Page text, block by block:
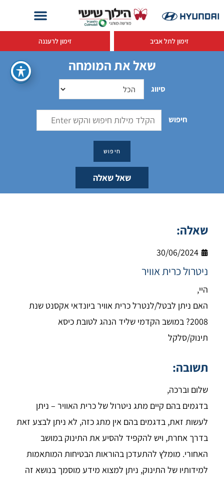
זימון לתל אביב זימון לרעננה
שאל את המומחה
סיווג
חיפוש
שאל שאלה
שאלה:
30/06/2024
ניטרול כרית אוויר
היי,
האם ניתן לבטל/לנטרל כרית אוויר ביונדאי אקסנט שנת
2008? במושב הקדמי שליד הנהג לטובת כיסא
תינוק/סלקל
תשובה:
שלום וברכה,
בדגמים בהם קיים מתג ניטרול של כרית האוויר – ניתן
לעשות זאת, בדגמים בהם אין מתג כזה, לא ניתן לבצע זאת
בדרך אחרת, ויש להקפיד להסיע את התינוק במושב
האחורי. מומלץ להתעדכן בהוראות הבטיחות המותאמות
למידותיו של התינוק, ניתן למצוא מידע מוסמך בנושא זה